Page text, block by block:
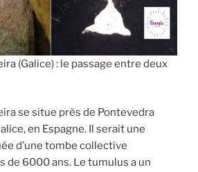
(Galice) : le passage entre deux
se situe près de Pontevedra
en Espagne. Il serait une
d’une tombe collective
de 6000 ans. Le tumulus a un